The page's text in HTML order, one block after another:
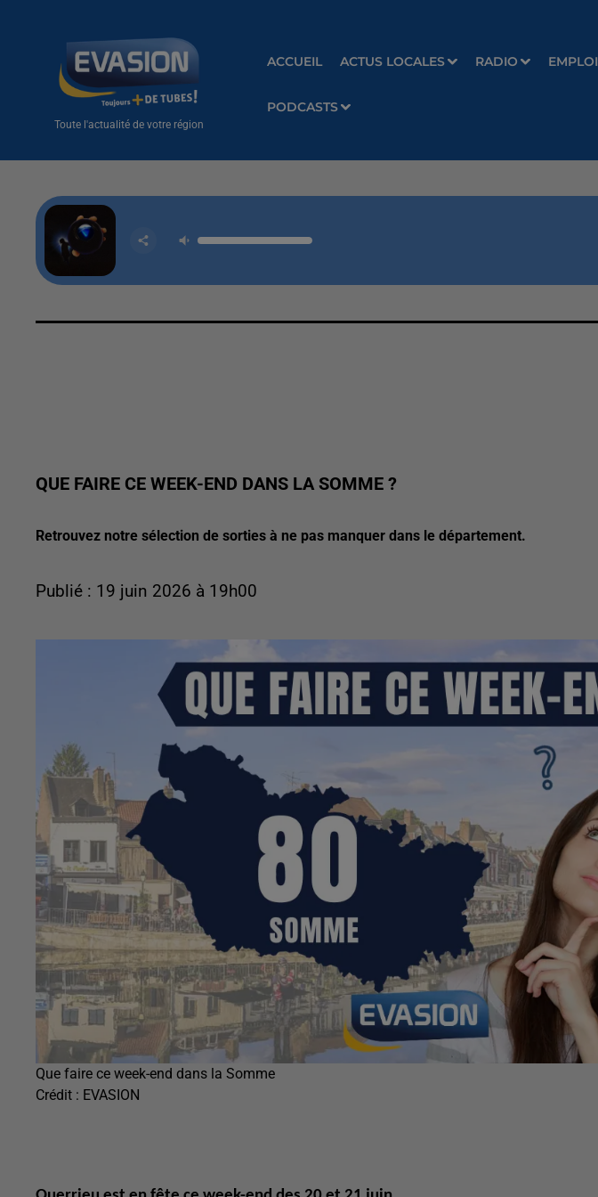
Toute l'actualité de votre région
ACCUEIL ACTUS LOCALES RADIO EMPLOI
PODCASTS
QUE FAIRE CE WEEK-END DANS LA SOMME ?
Retrouvez notre sélection de sorties à ne pas manquer dans le département.
Publié : 19 juin 2026 à 19h00
Que faire ce week-end dans la Somme
Crédit : EVASION